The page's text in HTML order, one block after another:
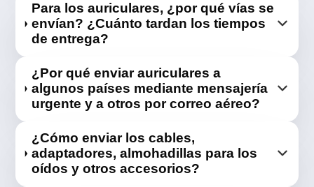
Para los auriculares, ¿por qué vías se
envían? ¿Cuánto tardan los tiempos
de entrega?
¿Por qué enviar auriculares a
algunos países mediante mensajería
urgente y a otros por correo aéreo?
¿Cómo enviar los cables,
adaptadores, almohadillas para los
oídos y otros accesorios?